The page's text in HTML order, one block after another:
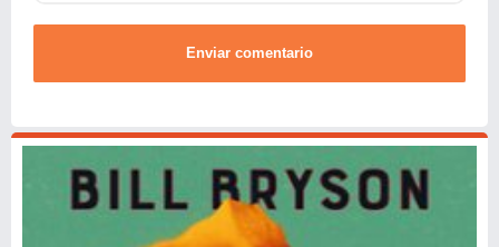
Enviar comentario